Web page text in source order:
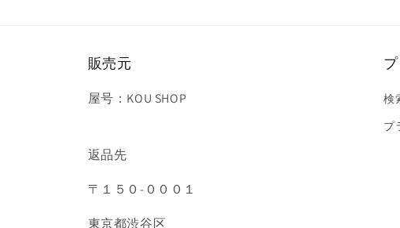
販売元
屋号：KOU SHOP
返品先
〒１５０-０００１
東京都渋谷区
検
プ